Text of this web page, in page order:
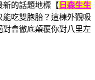
新的話題地標【 日森生生
吃雙胞胎？這棟外觀吸
會徹底顛覆你對八里左